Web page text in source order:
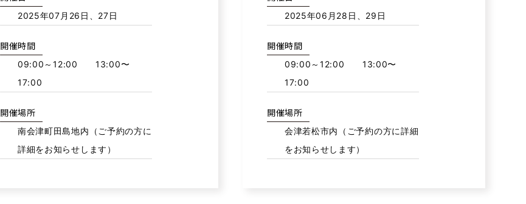
2025年07月26日、27日
開催時間
09:00～12:00 13:00〜
17:00
開催場所
南会津町田島地内（ご予約の方に
詳細をお知らせします）
2025年06月28日、29日
開催時間
09:00～12:00 13:00〜
17:00
開催場所
会津若松市内（ご予約の方に詳細
をお知らせします）